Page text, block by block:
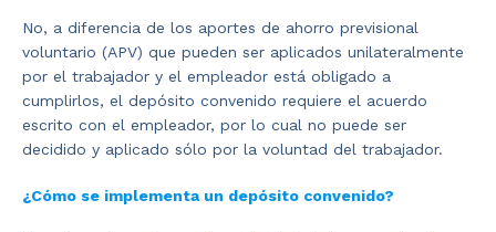
No, a diferencia de los aportes de ahorro previsional
voluntario (APV) que pueden ser aplicados unilateralmente
por el trabajador y el empleador está obligado a
cumplirlos, el depósito convenido requiere el acuerdo
escrito con el empleador, por lo cual no puede ser
decidido y aplicado sólo por la voluntad del trabajador.
¿Cómo se implementa un depósito convenido?